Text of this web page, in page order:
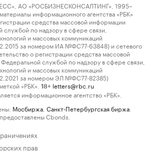
АО «РОСБИЗНЕСКОНСАЛТИНГ», 1995–
информационного агентства «РБК»
средства массовой информации
по надзору в сфере связи,
и массовых коммуникаций
за номером ИА №ФС77-63848) и сетевого
о регистрации средства массовой
службой по надзору в сфере связи,
и массовых коммуникаций
за номером ЭЛ №ФС77-82385)
«РБК».
18+ letters@rbc.ru
информационное агентство «РБК».
Мосбиржа Санкт-Петербургская биржа
Cbonds.
прав